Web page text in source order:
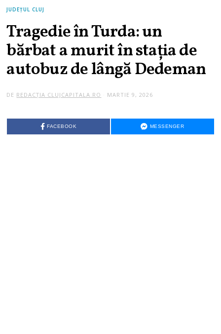
JUDEȚUL CLUJ
Tragedie în Turda: un
bărbat a murit în stația de
autobuz de lângă Dedeman
DE REDACȚIA CLUJCAPITALA.RO MARTIE 9, 2026
FACEBOOK MESSENGER